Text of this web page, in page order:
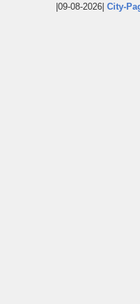
|09-08-2026| City-